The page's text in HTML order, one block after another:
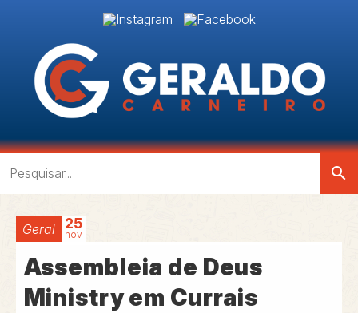
search
Geral 25
nov
Assembleia de Deus
Ministry em Currais